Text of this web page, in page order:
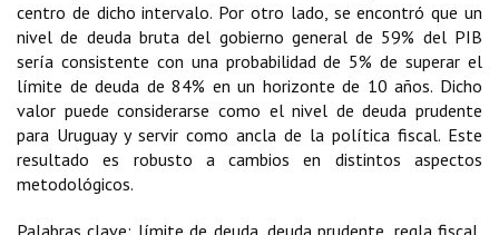
centro de dicho intervalo. Por otro lado, se encontró que un
nivel de deuda bruta del gobierno general de 59% del PIB
sería consistente con una probabilidad de 5% de superar el
límite de deuda de 84% en un horizonte de 10 años. Dicho
valor puede considerarse como el nivel de deuda prudente
para Uruguay y servir como ancla de la política fiscal. Este
resultado es robusto a cambios en distintos aspectos
metodológicos.
Palabras clave: límite de deuda, deuda prudente, regla fiscal,